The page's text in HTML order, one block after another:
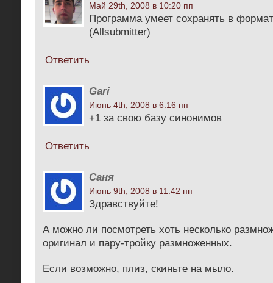
Май 29th, 2008 в 10:20 пп
Программа умеет сохранять в
(Allsubmitter)
Ответить
Gari
Июнь 4th, 2008 в 6:16 пп
+1 за свою базу синонимов
Ответить
Саня
Июнь 9th, 2008 в 11:42 пп
Здравствуйте!
А можно ли посмотреть хоть несколько
оригинал и пару-тройку размноженных.
Если возможно, плиз, скиньте на мыло.